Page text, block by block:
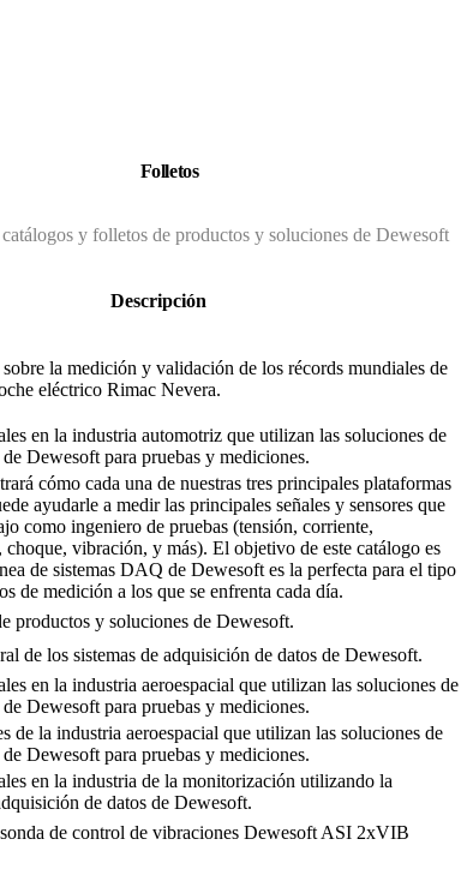
Folletos
y folletos de productos y soluciones de Dewesoft
Descripción
la medición y validación de los récords mundiales de
eléctrico Rimac Nevera.
en la industria automotriz que utilizan las soluciones de
Dewesoft para pruebas y mediciones.
cómo cada una de nuestras tres principales plataformas
ayudarle a medir las principales señales y sensores que
como ingeniero de pruebas (tensión, corriente,
choque, vibración, y más). El objetivo de este catálogo es
de sistemas DAQ de Dewesoft es la perfecta para el tipo
de medición a los que se enfrenta cada día.
productos y soluciones de Dewesoft.
de los sistemas de adquisición de datos de Dewesoft.
en la industria aeroespacial que utilizan las soluciones de
Dewesoft para pruebas y mediciones.
de la industria aeroespacial que utilizan las soluciones de
Dewesoft para pruebas y mediciones.
en la industria de la monitorización utilizando la
de datos de Dewesoft.
de control de vibraciones Dewesoft ASI 2xVIB